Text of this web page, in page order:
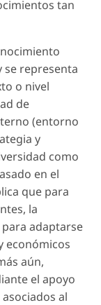
tan
se representa
o nivel
de
(entorno
y
como
en el
que para
la
adaptarse
económicos
aún,
el apoyo
al